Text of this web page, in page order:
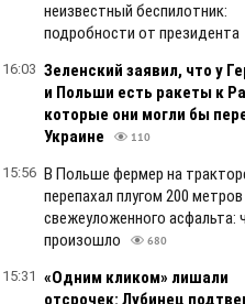
неизвестный беспилотник:
подробности от президента
16:03 Зеленский заяв ил, что у
и Польши есть ракеты к
которые они могли бы
Украине
110
15:56 В Польше фермер на
перепахал плугом 200 метров
свежеуложенного асфальта:
произошло
680
15:31 «Одним кликом» лишали
отсрочек: Лубинец